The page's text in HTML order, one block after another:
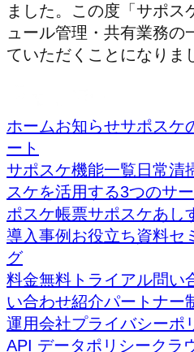
ました。この度「サポス
ュール管理・共有業務の
ていただくことになりま
ホームお知らせサポスケ
ート
サポスケ機能一覧 日常清
スケを活用する3つのサ
ポスケ帳票サポスケあし
導入事例 お役立ち資料セ
グ
料金無料トライアル問い
い合わせ紹介パートナー
運用会社プライバシーポ
API データポリシークラ